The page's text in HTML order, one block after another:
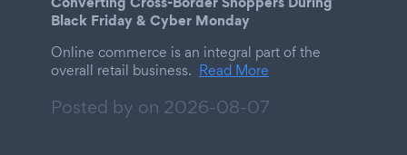
Black Friday & Cyber Monday
Online commerce is an integral part of the
overall retail business. Read More
Posted by on 2026-08-07